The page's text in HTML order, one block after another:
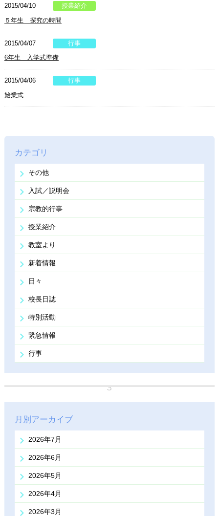
2015/04/10
授業紹介
５年生 探究の時間
2015/04/07
行事
6年生 入学式準備
2015/04/06
行事
始業式
カテゴリ
その他
入試／説明会
宗教的行事
授業紹介
教室より
新着情報
日々
校長日誌
特別活動
緊急情報
行事
月別アーカイブ
2026年7月
2026年6月
2026年5月
2026年4月
2026年3月